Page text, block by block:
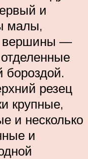
и
малы,
вершины —
бороздой.
резец
крупные,
и несколько
и